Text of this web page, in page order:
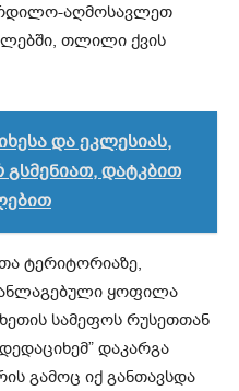
აღმოსავლეთ
თლილი ქვის
და ეკლესიას,
დატკბით
ტერიტორიაზე,
ყოფილა
სამეფოს რუსეთთან
დაკარგა
გამოც იქ განთავსდა